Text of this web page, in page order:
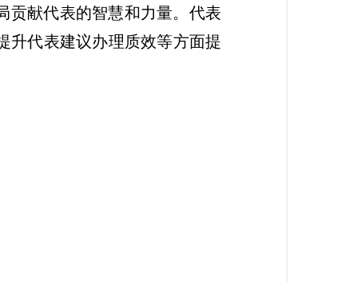
贡献代表的智慧和力量。代表
升代表建议办理质效等方面提